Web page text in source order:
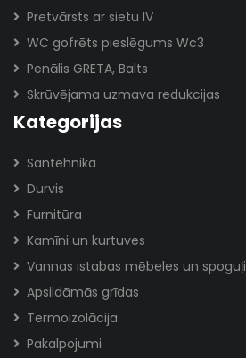
Pretvārsts ar sietu IV
WC gofrēts pieslēgums Wc3
Penālis GRETA, Balts
Skrūvējama uzmava redukcijas
Kategorijas
Santehnika
Durvis
Furnitūra
Kamīni un kurtuves
Vannas istabas mēbeles un spoguļi
Apsildāmās grīdas
Termoizolācija
Pakalpojumi